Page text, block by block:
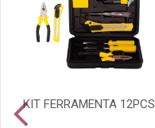
KIT FERRAMENTA 12PCS